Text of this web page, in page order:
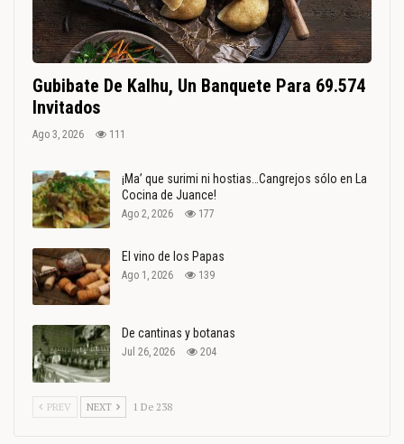
Gubibate De Kalhu, Un Banquete Para 69.574
Invitados
Ago 3, 2026 111
¡Ma’ que surimi ni hostias…Cangrejos sólo en La
Cocina de Juance!
Ago 2, 2026 177
El vino de los Papas
Ago 1, 2026 139
De cantinas y botanas
Jul 26, 2026 204
PREV NEXT 1 De 238